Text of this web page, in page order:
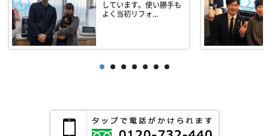
しています。使い勝手も
よく当初リフォ...